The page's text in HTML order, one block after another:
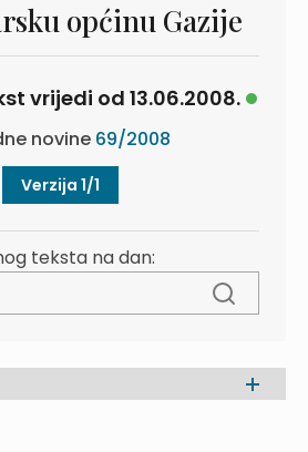
općinu Gazije
vrijedi od 13.06.2008.
novine 69/2008
Verzija 1/1
teksta na dan: